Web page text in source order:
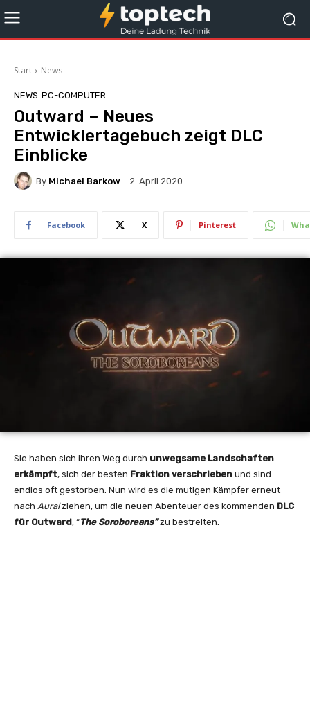
Start News
NEWS PC-COMPUTER
Outward – Neues
Entwicklertagebuch zeigt DLC
Einblicke
By Michael Barkow 2. April 2020
Facebook X Pinterest
Sie haben sich ihren Weg durch unwegsame Landschaften
erkämpft, sich der besten Fraktion verschrieben und sind
endlos oft gestorben. Nun wird es die mutigen Kämpfer erneut
nach Auraiziehen, um die neuen Abenteuer des kommenden DLC
für Outward, “The Soroboreans”zu bestreiten.